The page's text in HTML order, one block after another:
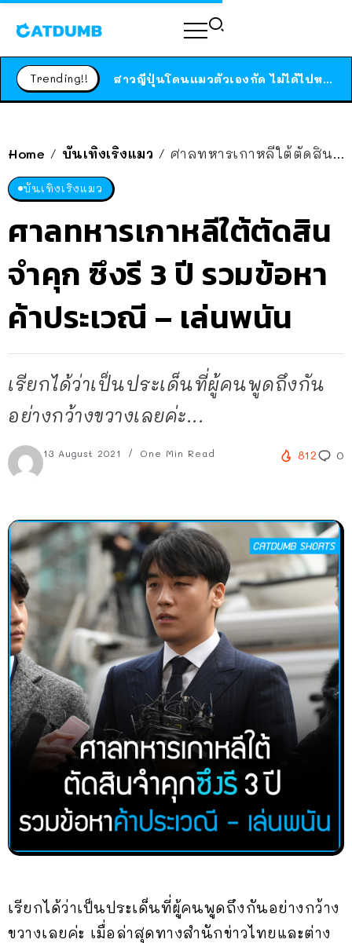
Trending!! ได้เวลาเด็กหนวดรวมตัว RF Online Next เปิดให้เล่นแล้ว เกม Sci-Fi MMORPG ระดับตำนาน เล่นได้ทั้งมือถือและ PC
Home / บันเทิงเริงแมว / ศาลทหารเกาหลีใต้ตัดสินจำคุก ซึงรี 3 ปี รวมข้อหาค้าประเวณี – เล่นพนัน
บันเทิงเริงแมว
ศาลทหารเกาหลีใต้ตัดสิน
จำคุก ซึงรี 3 ปี รวมข้อหา
ค้าประเวณี – เล่นพนัน
เรียกได้ว่าเป็นประเด็นที่ผู้คนพูดถึงกัน
อย่างกว้างขวางเลยค่ะ...
13 August 2021 One Min Read 812 0
เรียกได้ว่าเป็นประเด็นที่ผู้คนพูดถึงกันอย่างกว้าง
ขวางเลยค่ะ เมื่อล่าสุดทางสำนักข่าวไทยและต่าง